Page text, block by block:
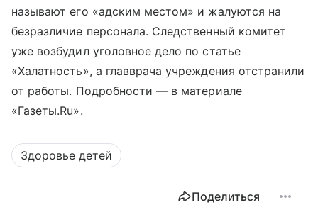
называют его «адским местом» и жалуются на
безразличие персонала. Следственный комитет
уже возбудил уголовное дело по статье
«Халатность», а главврача учреждения отстранили
от работы. Подробности — в материале
«Газеты.Ru».
Здоровье детей
Поделиться